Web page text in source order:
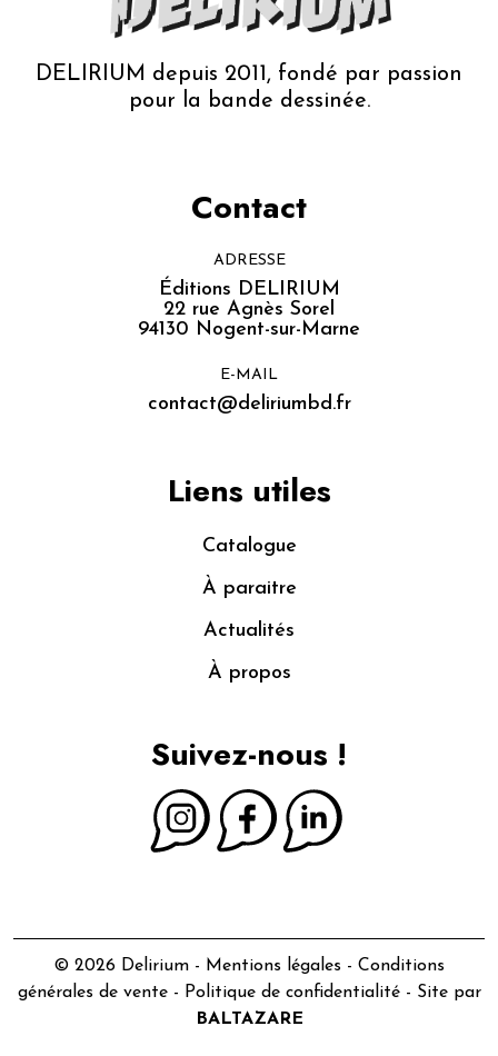
DELIRIUM depuis 2011, fondé par passion
pour la bande dessinée.
Contact
ADRESSE
Éditions DELIRIUM
22 rue Agnès Sorel
94130 Nogent-sur-Marne
E-MAIL
contact@deliriumbd.fr
Liens utiles
Catalogue
À paraitre
Actualités
À propos
Suivez-nous !
© 2026 Delirium - Mentions légales - Conditions
générales de vente- Politique de confidentialité- Site par
BALTAZARE